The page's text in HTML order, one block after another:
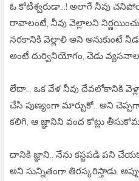
ఓ కోటీశ్వరుడా...! అలాగే నీవు
రావాలంటే, నీవు వెల్లాలని
నరకానికి వెల్లాలి అని అనుకుంటే
అంటే దుర్వినియోగం, చెడు
లేదా... ఒక వేళ నీవు దేవలోకానికి
చేసి పుణ్యంగా మార్చుకో.. అని
కలిగి, ఆ జ్ఞానిని వంద కోట్లు
దానికి జ్ఞాని.. నేను కస్టపడి పని
అని సున్నితంగా తిరస్కరిస్తాడు.